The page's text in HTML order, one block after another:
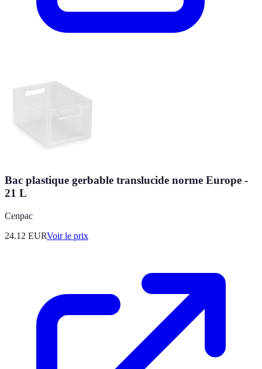
Bac plastique gerbable translucide norme Europe -
21 L
Cenpac
24.12 EURVoir le prix